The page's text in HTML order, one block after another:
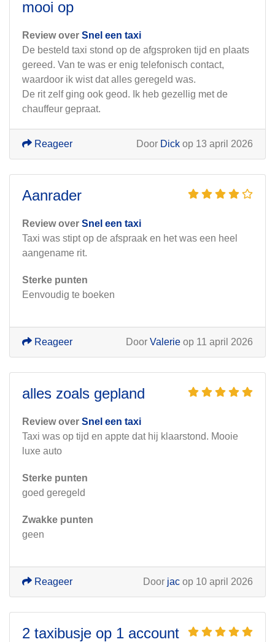
mooi op
Review over Snel een taxi
De besteld taxi stond op de afgsproken tijd en plaats
gereed. Van te was er enig telefonisch contact,
waardoor ik wist dat alles geregeld was.
De rit zelf ging ook geod. Ik heb gezellig met de
chauffeur gepraat.
Door Dick op 13 april 2026
Reageer
Aanrader
Review over Snel een taxi
Taxi was stipt op de afspraak en het was een heel
aangename rit.
Sterke punten
Eenvoudig te boeken
Door Valerie op 11 april 2026
Reageer
alles zoals gepland
Review over Snel een taxi
Taxi was op tijd en appte dat hij klaarstond. Mooie
luxe auto
Sterke punten
goed geregeld
Zwakke punten
geen
Door jac op 10 april 2026
Reageer
2 taxibusje op 1 account